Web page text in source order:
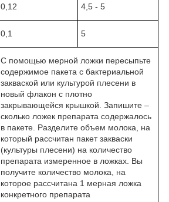
0,12 4,5 - 5
0,1 5
С помощью мерной ложки пересыпьте
содержимое пакета с бактериальной
закваской или культурой плесени в
новый флакон с плотно
закрывающейся крышкой. Запишите –
сколько ложек препарата содержалось
в пакете. Разделите объем молока, на
который рассчитан пакет закваски
(культуры плесени) на количество
препарата измеренное в ложках. Вы
получите количество молока, на
которое рассчитана 1 мерная ложка
конкретного препарата